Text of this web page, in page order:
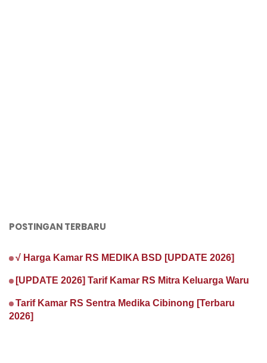
POSTINGAN TERBARU
√ Harga Kamar RS MEDIKA BSD [UPDATE 2026]
[UPDATE 2026] Tarif Kamar RS Mitra Keluarga Waru
Tarif Kamar RS Sentra Medika Cibinong [Terbaru
2026]